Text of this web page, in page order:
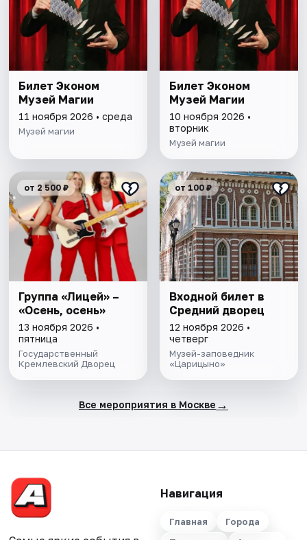
Билет Эконом
Музей Магии
11 ноября 2026 • среда
Музей магии
Билет Эконом
Музей Магии
10 ноября 2026 •
вторник
Музей магии
от 2 500 ₽
Группа «Лицей» –
«Осень, осень»
13 ноября 2026 •
пятница
Государственный
Кремлевский Дворец
от 100 ₽
Входной билет в
Средний дворец
12 ноября 2026 •
четверг
Музей-заповедник
«Царицыно»
Все мероприятия в Москве →
Навигация
Главная
Города